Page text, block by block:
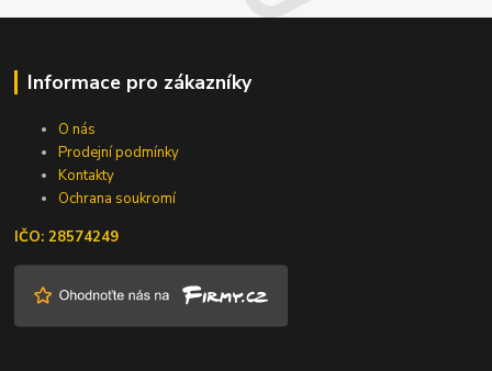
Informace pro zákazníky
O nás
Prodejní podmínky
Kontakty
Ochrana soukromí
IČO: 28574249